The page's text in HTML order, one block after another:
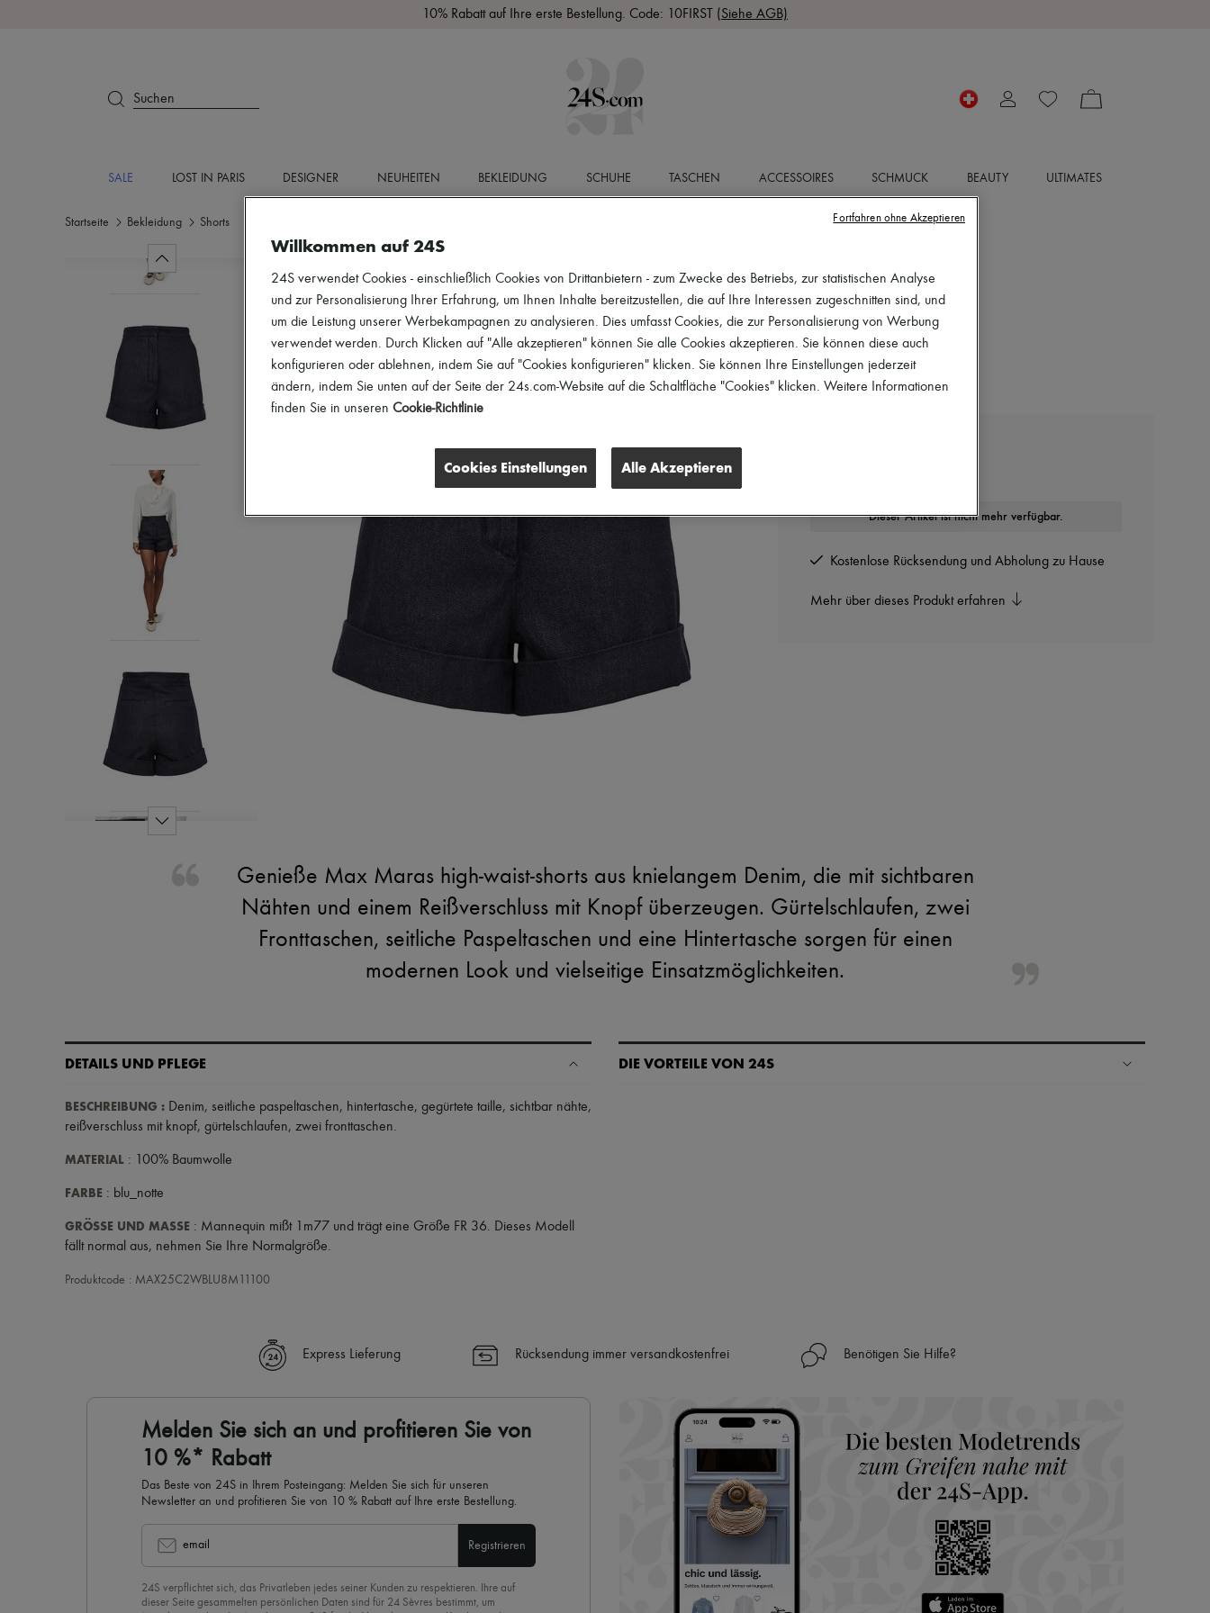
10% Rabatt auf Ihre erste Bestellung. Code: 10FIRST (Siehe AGB)
Suchen
SALE LOST IN PARIS DESIGNER NEUHEITEN BEKLEIDUNG SCHUHE TASCHEN ACCESSOIRES SCHMUCK BEAUTY ULTIMATES
Startseite Bekleidung Shorts
Dieser Artikel ist nicht mehr verfügbar.
Kostenlose Rücksendung und Abholung zu Hause
Mehr über dieses Produkt erfahren
Genieße Max Maras high-waist-shorts aus knielangem Denim, die mit sichtbaren
Nähten und einem Reißverschluss mit Knopf überzeugen. Gürtelschlaufen, zwei
Fronttaschen, seitliche Paspeltaschen und eine Hintertasche sorgen für einen
modernen Look und vielseitige Einsatzmöglichkeiten.
DETAILS UND PFLEGE
BESCHREIBUNG : Denim, seitliche paspeltaschen, hintertasche, gegürtete taille, sichtbar nähte,
reißverschluss mit knopf, gürtelschlaufen, zwei fronttaschen.
MATERIAL : 100% Baumwolle
FARBE : blu_notte
GRÖSSE UND MASSE : Mannequin mißt 1m77 und trägt eine Größe FR 36. Dieses Modell
fällt normal aus, nehmen Sie Ihre Normalgröße.
Produktcode : MAX25C2WBLU8M11100
DIE VORTEILE VON 24S
Express Lieferung Rücksendung immer versandkostenfrei Benötigen Sie Hilfe?
Melden Sie sich an und profitieren Sie von
10 %* Rabatt
Das Beste von 24S in Ihrem Posteingang: Melden Sie sich für unseren
Newsletter an und profitieren Sie von 10 % Rabatt auf Ihre erste Bestellung.
email Registrieren
24S verpflichtet sich, das Privatleben jedes seiner Kunden zu respektieren. Ihre auf
dieser Seite gesammelten persönlichen Daten sind für 24 Sèvres bestimmt, um
Willkommen auf 24S
24S verwendet Cookies - einschließlich Cookies von Drittanbietern - zum Zwecke des Betriebs, zur statistischen Analyse
und zur Personalisierung Ihrer Erfahrung, um Ihnen Inhalte bereitzustellen, die auf Ihre Interessen zugeschnitten sind, und
um die Leistung unserer Werbekampagnen zu analysieren. Dies umfasst Cookies, die zur Personalisierung von Werbung
verwendet werden. Durch Klicken auf "Alle akzeptieren" können Sie alle Cookies akzeptieren. Sie können diese auch
konfigurieren oder ablehnen, indem Sie auf "Cookies konfigurieren" klicken. Sie können Ihre Einstellungen jederzeit
ändern, indem Sie unten auf der Seite der 24s.com-Website auf die Schaltfläche "Cookies" klicken. Weitere Informationen
finden Sie in unseren Cookie-Richtlinie
Cookies Einstellungen Alle Akzeptieren
Fortfahren ohne Akzeptieren